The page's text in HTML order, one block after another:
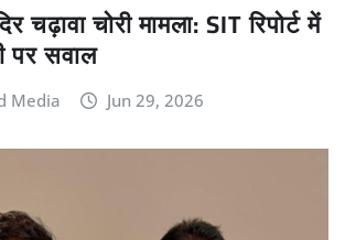
चढ़ावा चोरी मामला: SIT रिपोर्ट में
पर सवाल
Media Jun 29, 2026